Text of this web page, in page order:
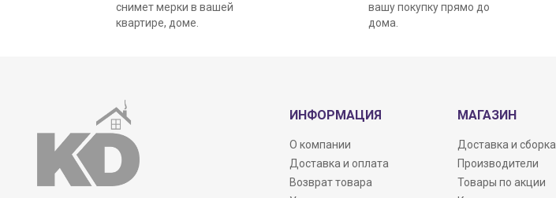
снимет мерки в вашей
квартире, доме.
вашу покупку прямо до
дома.
ИНФОРМАЦИЯ
О компании
Доставка и оплата
Возврат товара
МАГАЗИН
Доставка и сборка
Производители
Товары по акции